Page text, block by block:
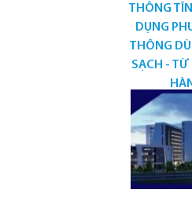
THÔNG
DỤNG
THÔNG
SẠCH -